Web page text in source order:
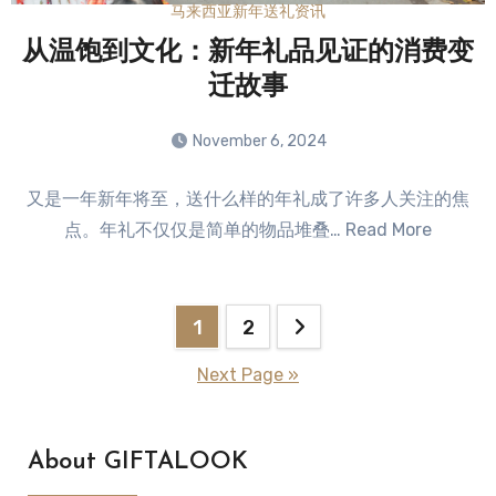
马来西亚新年送礼资讯
从温饱到文化：新年礼品见证的消费变
迁故事
November 6, 2024
Comments
又是一年新年将至，送什么样的年礼成了许多人关注的焦
点。年礼不仅仅是简单的物品堆叠… Read More
1 2
Next Page »
About GIFTALOOK